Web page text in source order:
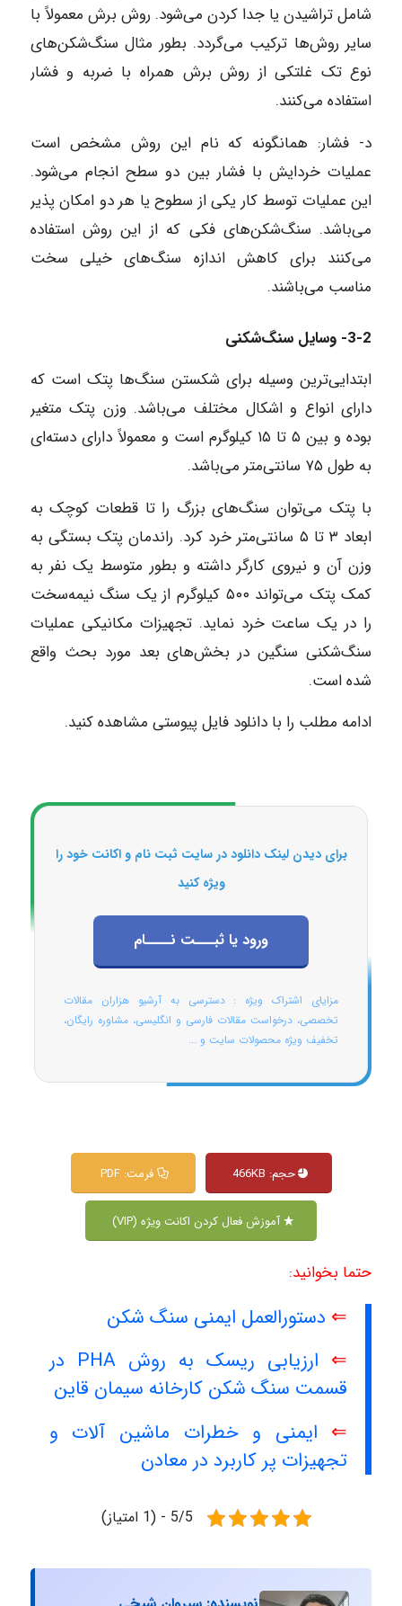
شامل تراشیدن یا جدا کردن می‌شود. روش برش معمولاً با
سایر روش‌ها ترکیب می‌گردد. بطور مثال سنگ‌شکن‌های
نوع تک غلتکی از روش برش همراه با ضربه و فشار
استفاده می‌کنند.
د- فشار: همانگونه که نام این روش مشخص است
عملیات خردایش با فشار بین دو سطح انجام می‌شود.
این عملیات توسط کار یکی از سطوح یا هر دو امکان پذیر
می‌باشد. سنگ‌شکن‌های فکی که از این روش استفاده
می‌کنند برای کاهش اندازه سنگ‌های خیلی سخت
مناسب می‌باشند.
3-2- وسایل سنگ‌شکنی
ابتدایی‌ترین وسیله برای شکستن سنگ‌ها پتک است که
دارای انواع و اشکال مختلف می‌باشد. وزن پتک متغیر
بوده و بین ۵ تا ۱۵ کیلوگرم است و معمولاً دارای دسته‌ای
به طول ۷۵ سانتی‌متر می‌باشد.
با پتک می‌توان سنگ‌های بزرگ را تا قطعات کوچک به
ابعاد ۳ تا ۵ سانتی‌متر خرد کرد. راندمان پتک بستگی به
وزن آن و نیروی کارگر داشته و بطور متوسط یک نفر به
کمک پتک می‌تواند ۵۰۰ کیلوگرم از یک سنگ نیمه‌سخت
را در یک ساعت خرد نماید. تجهیزات مکانیکی عملیات
سنگ‌شکنی سنگین در بخش‌های بعد مورد بحث واقع
شده است.
ادامه مطلب را با دانلود فایل پیوستی مشاهده کنید.
برای دیدن لینک دانلود در سایت ثبت نام و اکانت خود را
ویژه کنید
ورود یا ثبـــت نــــام
مزایای اشتراک ویژه : دسترسی به آرشیو هزاران مقالات
تخصصی، درخواست مقالات فارسی و انگلیسی، مشاوره رایگان،
تخفیف ویژه محصولات سایت و ...
حجم: 466KB فرمت: PDF
آموزش فعال کردن اکانت ویژه (VIP)
حتما بخوانید:
⇐ دستورالعمل ایمنی سنگ شکن
⇐
ارزیابی ریسک به روش PHA در
قسمت سنگ شکن کارخانه سیمان قاین
⇐ ایمنی و خطرات ماشین آلات و
تجهیزات پر کاربرد در معادن
5/5 - (1 امتیاز)